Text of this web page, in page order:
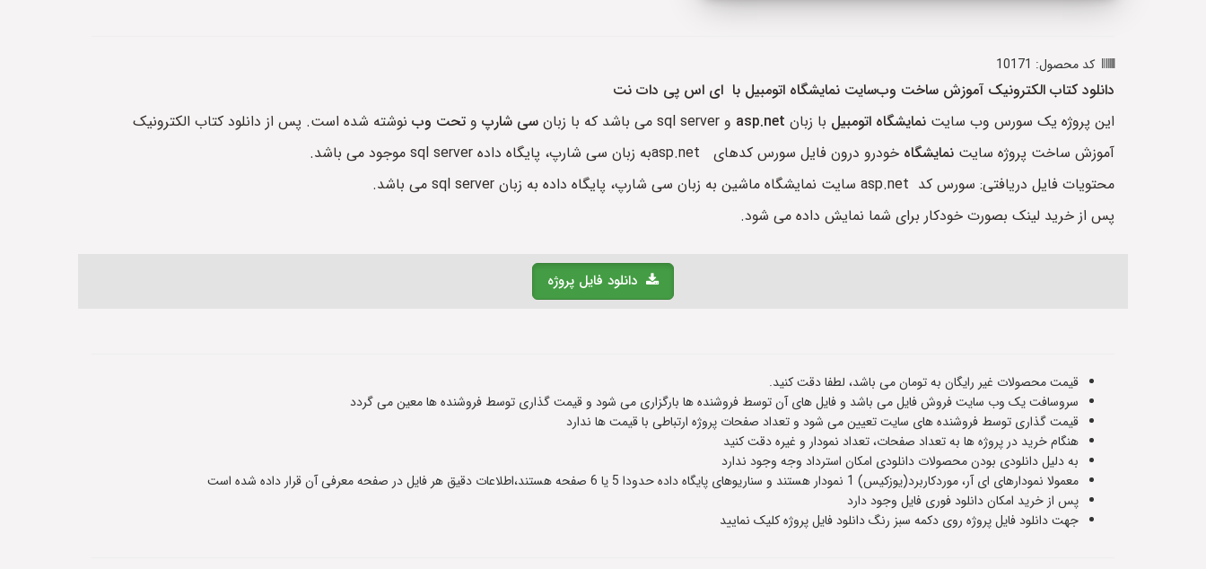
کد محصول: 10171
دانلود کتاب الکترونیک آموزش ساخت وب‌سایت نمایشگاه اتومبیل با ای اس پی دات نت
این پروژه یک سورس وب سایت نمایشگاه اتومبیل با زبان asp.net و sql server می باشد که با زبان سی شارپ و تحت وب نوشته شده است. پس از دانلود کتاب الکترونیک
آموزش ساخت پروژه سایت نمایشگاه خودرو درون فایل سورس کدهای asp.netبه زبان سی شارپ، پایگاه داده sql server موجود می باشد.
محتویات فایل دریافتی: سورس کد asp.net سایت نمایشگاه ماشین به زبان سی شارپ، پایگاه داده به زبان sql server می باشد.
پس از خرید لینک بصورت خودکار برای شما نمایش داده می شود.
دانلود فایل پروژه
قیمت محصولات غیر رایگان به تومان می باشد، لطفا دقت کنید.
سروسافت یک وب سایت فروش فایل می باشد و فایل های آن توسط فروشنده ها بارگزاری می شود و قیمت گذاری توسط فروشنده ها معین می گردد
قیمت گذاری توسط فروشنده های سایت تعیین می شود و تعداد صفحات پروژه ارتباطی با قیمت ها ندارد
هنگام خرید در پروژه ها به تعداد صفحات، تعداد نمودار و غیره دقت کنید
به دلیل دانلودی بودن محصولات دانلودی امکان استرداد وجه وجود ندارد
معمولا نمودارهای ای آر، موردکاربرد(یوزکیس) 1 نمودار هستند و سناریوهای پایگاه داده حدودا 5 یا 6 صفحه هستند،اطلاعات دقیق هر فایل در صفحه معرفی آن قرار داده شده است
پس از خرید امکان دانلود فوری فایل وجود دارد
جهت دانلود فایل پروژه روی دکمه سبز رنگ دانلود فایل پروژه کلیک نمایید